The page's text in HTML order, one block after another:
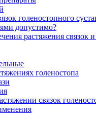
голеностопного
допустимо?
растяжения связок
голеностопа
связок